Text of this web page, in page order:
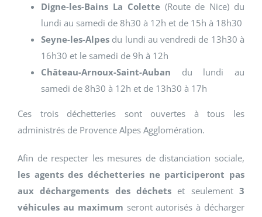
Digne-les-Bains La Colette(Route de Nice) du
lundi au samedi de 8h30 à 12h et de 15h à 18h30
Seyne-les-Alpes du lundi au vendredi de 13h30 à
16h30 et le samedi de 9h à 12h
Château-Arnoux-Saint-Auban du lundi au
samedi de 8h30 à 12h et de 13h30 à 17h
Ces trois déchetteries sont ouvertes à tous les
administrés de Provence Alpes Agglomération.
Afin de respecter les mesures de distanciation sociale,
les agents des déchetteries ne participeront pas
aux déchargements des déchets et seulement3
véhicules au maximum seront autorisés à décharger